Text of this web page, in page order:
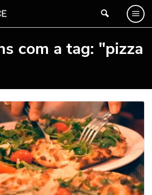
com a tag: "pizza